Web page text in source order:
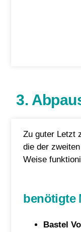
3.
Zu guter Letzt
die der
Weise
benötigte
Bastel